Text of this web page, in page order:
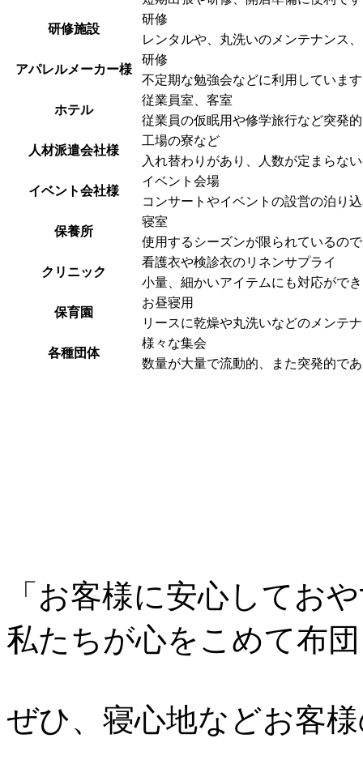
研修施設
研修
レンタルや、丸洗いのメンテナンス
アパレルメーカー様
研修
不定期な勉強会などに利用していま
ホテル
従業員室、客室
従業員の仮眠用や修学旅行など突発
人材派遣会社様
工場の寮など
入れ替わりがあり、人数が定まらな
イベント会社様
イベント会場
コンサートやイベントの設営の泊り
保養所
寝室
使用するシーズンが限られているの
クリニック
看護衣や検診衣のリネンサプライ
小量、細かいアイテムにも対応がで
保育園
お昼寝用
リースに乾燥や丸洗いなどのメンテ
各種団体
様々な集会
数量が大量で流動的、また突発的で
「お客様に安心してお
私たちが心をこめて布
ぜひ、寝心地などお客